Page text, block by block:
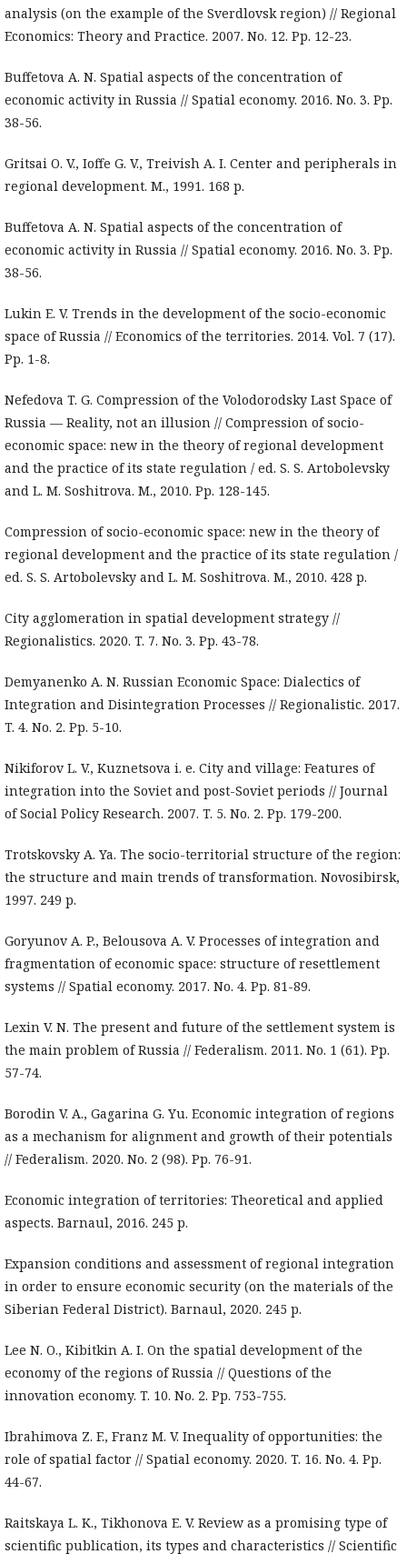
analysis (on the example of the Sverdlovsk region) // Regional
Economics: Theory and Practice. 2007. No. 12. Pp. 12-23.
Buffetova A. N. Spatial aspects of the concentration of
economic activity in Russia // Spatial economy. 2016. No. 3. Pp.
38-56.
Gritsai O. V., Ioffe G. V., Treivish A. I. Center and peripherals in
regional development. M., 1991. 168 p.
Buffetova A. N. Spatial aspects of the concentration of
economic activity in Russia // Spatial economy. 2016. No. 3. Pp.
38-56.
Lukin E. V. Trends in the development of the socio-economic
space of Russia // Economics of the territories. 2014. Vol. 7 (17).
Pp. 1-8.
Nefedova T. G. Compression of the Volodorodsky Last Space of
Russia — Reality, not an illusion // Compression of socio-
economic space: new in the theory of regional development
and the practice of its state regulation / ed. S. S. Artobolevsky
and L. M. Soshitrova. M., 2010. Pp. 128-145.
Compression of socio-economic space: new in the theory of
regional development and the practice of its state regulation /
ed. S. S. Artobolevsky and L. M. Soshitrova. M., 2010. 428 p.
City agglomeration in spatial development strategy //
Regionalistics. 2020. T. 7. No. 3. Pp. 43-78.
Demyanenko A. N. Russian Economic Space: Dialectics of
Integration and Disintegration Processes // Regionalistic. 2017.
T. 4. No. 2. Pp. 5-10.
Nikiforov L. V., Kuznetsova i. e. City and village: Features of
integration into the Soviet and post-Soviet periods // Journal
of Social Policy Research. 2007. T. 5. No. 2. Pp. 179-200.
Trotskovsky A. Ya. The socio-territorial structure of the region:
the structure and main trends of transformation. Novosibirsk,
1997. 249 p.
Goryunov A. P., Belousova A. V. Processes of integration and
fragmentation of economic space: structure of resettlement
systems // Spatial economy. 2017. No. 4. Pp. 81-89.
Lexin V. N. The present and future of the settlement system is
the main problem of Russia // Federalism. 2011. No. 1 (61). Pp.
57-74.
Borodin V. A., Gagarina G. Yu. Economic integration of regions
as a mechanism for alignment and growth of their potentials
// Federalism. 2020. No. 2 (98). Pp. 76-91.
Economic integration of territories: Theoretical and applied
aspects. Barnaul, 2016. 245 p.
Expansion conditions and assessment of regional integration
in order to ensure economic security (on the materials of the
Siberian Federal District). Barnaul, 2020. 245 p.
Lee N. O., Kibitkin A. I. On the spatial development of the
economy of the regions of Russia // Questions of the
innovation economy. T. 10. No. 2. Pp. 753-755.
Ibrahimova Z. F., Franz M. V. Inequality of opportunities: the
role of spatial factor // Spatial economy. 2020. T. 16. No. 4. Pp.
44-67.
Raitskaya L. K., Tikhonova E. V. Review as a promising type of
scientific publication, its types and characteristics // Scientific